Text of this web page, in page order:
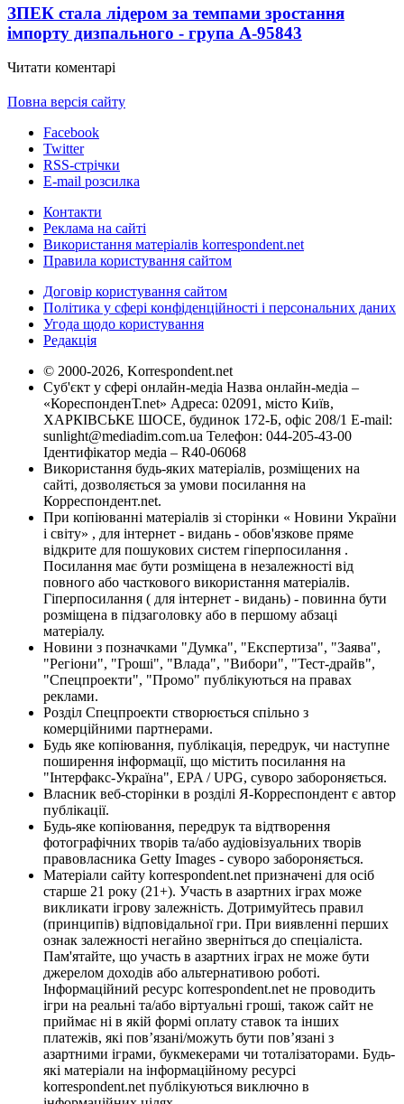
ЗПЕК стала лідером за темпами зростання
імпорту дизпального - група А-95843
Читати коментарі
Повна версія сайту
Facebook
Twitter
RSS-стрічки
E-mail розсилка
Контакти
Реклама на сайті
Використання матеріалів korrespondent.net
Правила користування сайтом
Договір користування сайтом
Політика у сфері конфіденційності і персональних даних
Угода щодо користування
Редакція
© 2000-2026, Korrespondent.net
Суб'єкт у сфері онлайн-медіа Назва онлайн-медіа –
«КореспонденТ.net» Адреса: 02091, місто Київ,
ХАРКІВСЬКЕ ШОСЕ, будинок 172-Б, офіс 208/1 E-mail:
sunlight@mediadim.com.ua Телефон: 044-205-43-00
Ідентифікатор медіа – R40-06068
Використання будь-яких матеріалів, розміщених на
сайті, дозволяється за умови посилання на
Корреспондент.net.
При копіюванні матеріалів зі сторінки « Новини України
і світу» , для інтернет - видань - обов'язкове пряме
відкрите для пошукових систем гіперпосилання .
Посилання має бути розміщена в незалежності від
повного або часткового використання матеріалів.
Гіперпосилання ( для інтернет - видань) - повинна бути
розміщена в підзаголовку або в першому абзаці
матеріалу.
Новини з позначками "Думка", "Експертиза", "Заява",
"Регіони", "Гроші", "Влада", "Вибори", "Тест-драйв",
"Спецпроекти", "Промо" публікуються на правах
реклами.
Розділ Спецпроекти створюється спільно з
комерційними партнерами.
Будь яке копіювання, публікація, передрук, чи наступне
поширення інформації, що містить посилання на
"Інтерфакс-Україна", EPA / UPG, суворо забороняється.
Власник веб-сторінки в розділі Я-Корреспондент є автор
публікації.
Будь-яке копіювання, передрук та відтворення
фотографічних творів та/або аудіовізуальних творів
правовласника Getty Images - суворо забороняється.
Матеріали сайту korrespondent.net призначені для осіб
старше 21 року (21+). Участь в азартних іграх може
викликати ігрову залежність. Дотримуйтесь правил
(принципів) відповідальної гри. При виявленні перших
ознак залежності негайно зверніться до спеціаліста.
Пам'ятайте, що участь в азартних іграх не може бути
джерелом доходів або альтернативою роботі.
Інформаційний ресурс korrespondent.net не проводить
ігри на реальні та/або віртуальні гроші, також сайт не
приймає ні в якій формі оплату ставок та інших
платежів, які пов’язані/можуть бути пов’язані з
азартними іграми, букмекерами чи тоталізаторами. Будь-
які матеріали на інформаційному ресурсі
korrespondent.net публікуються виключно в